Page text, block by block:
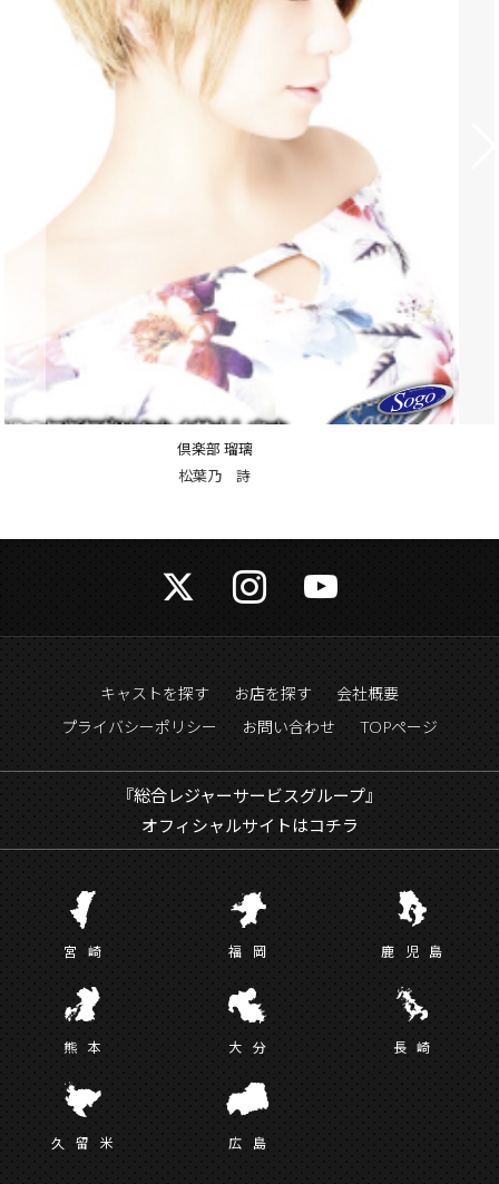
キャストを探す お店を探す
会社概要
プライバシーポリシー
お問い合わせ TOPページ
『総合レジャーサービスグループ』
オフィシャルサイトはコチラ
宮 崎 福 岡 鹿児 島
熊 本 大 分 長崎
久留 米 広 島